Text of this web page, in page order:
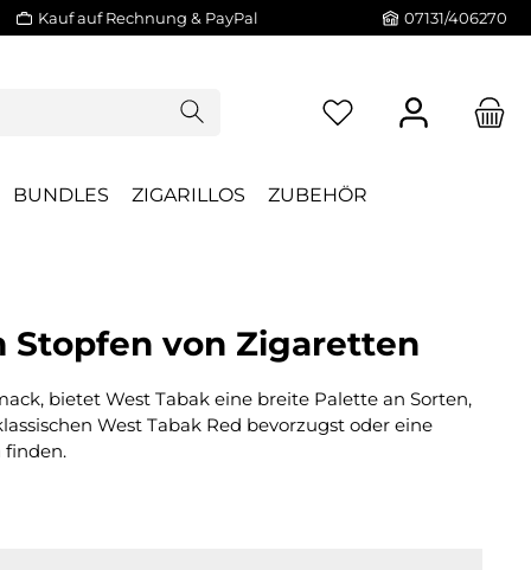
Kauf auf Rechnung & PayPal 07131/406270
BUNDLES ZIGARILLOS ZUBEHÖR
Stopfen von Zigaretten
bietet West Tabak eine breite Palette an Sorten,
West Tabak Red bevorzugst oder eine
finden.